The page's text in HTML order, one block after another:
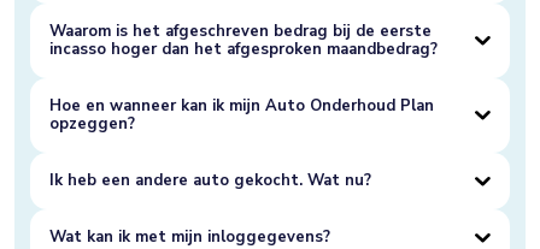
Waarom is het afgeschreven bedrag bij de eerste
incasso hoger dan het afgesproken maandbedrag?
Hoe en wanneer kan ik mijn Auto Onderhoud Plan
opzeggen?
Ik heb een andere auto gekocht. Wat nu?
Wat kan ik met mijn inloggegevens?